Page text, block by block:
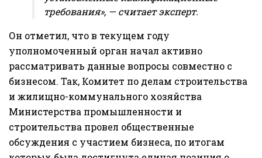
требования», — считает эксперт.
Он отметил, что в текущем году
уполномоченный орган начал активно
рассматривать данные вопросы совместно с
бизнесом. Так, Комитет по делам строительства
и жилищно-коммунального хозяйства
Министерства промышленности и
строительства провел общественные
обсуждения с участием бизнеса, по итогам